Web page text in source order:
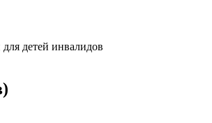
детей инвалидов